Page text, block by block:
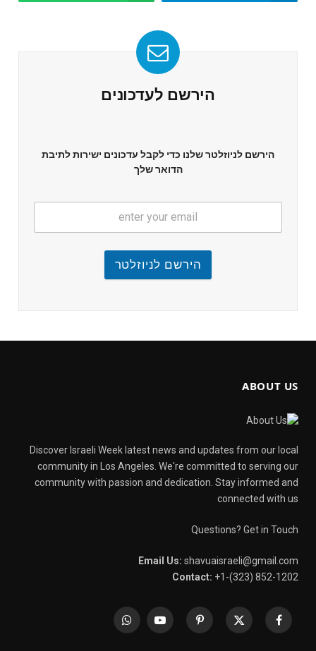
הירשם לעדכונים
הירשם לניוזלטר שלנו כדי לקבל עדכונים ישירות לתיבת
הדואר שלך
הירשם לניוזלטר
ABOUT US
Discover Israeli Week latest news and updates from our local
community in Los Angeles. We're committed to serving our
community with passion and dedication. Stay informed and
connected with us
Questions? Get in Touch
Email Us: shavuaisraeli@gmail.com
Contact: +1-(323) 852-1202
Facebook
X
Pinterest
YouTube
WhatsApp